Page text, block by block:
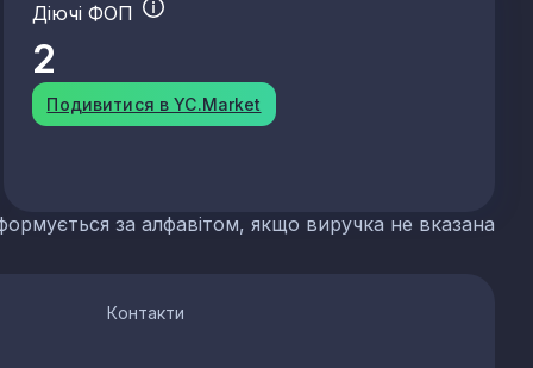
Діючі ФОП
2
Подивитися в YC.Market
за алфавітом, якщо виручка не вказана
Контакти